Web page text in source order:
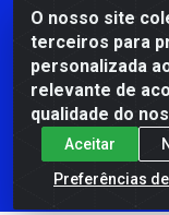
O nosso site
terceiros para
personalizada
relevante de
qualidade do
Aceitar
Preferências
CBP
Mauro Miranda
de